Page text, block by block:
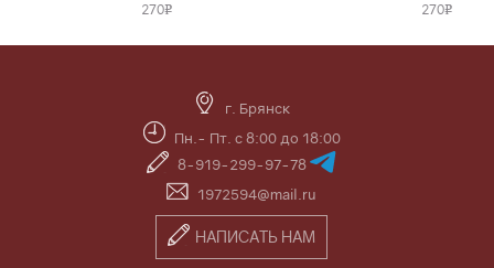
270v
270v
г. Брянск
Пн.- Пт. с 8:00 до 18:00
8-919-299-97-78
1972594@mail.ru
НАПИСАТЬ НАМ